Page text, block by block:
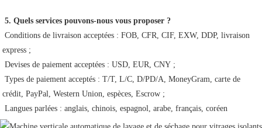
5. Quels services pouvons-nous vous proposer ?
express ;
Devises de paiement acceptées : USD, EUR, CNY ;
crédit, PayPal, Western Union, espèces, Escrow ;
Langues parlées : anglais, chinois, espagnol, arabe, français, coréen